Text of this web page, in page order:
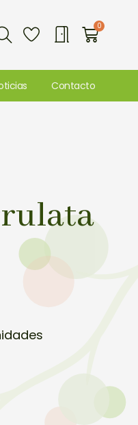
Buscar 0
Contacto